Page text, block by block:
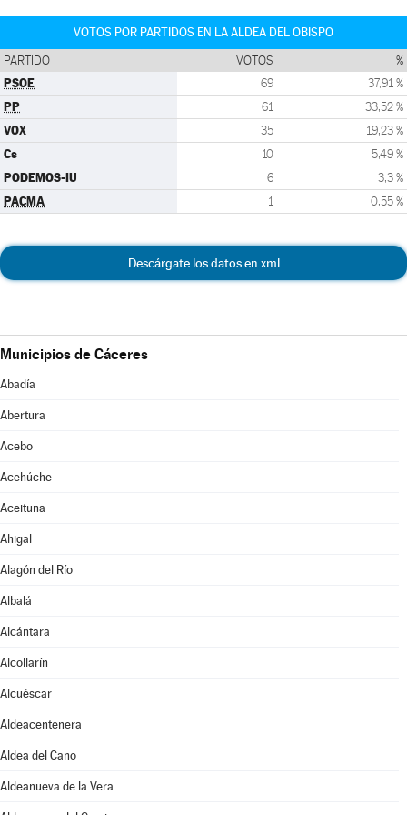
VOTOS POR PARTIDOS EN LA ALDEA DEL OBISPO
PARTIDO VOTOS %
PSOE 69 37,91 %
PP 61 33,52 %
VOX 35 19,23 %
Cs 10 5,49 %
PODEMOS-IU 6 3,3 %
PACMA 1 0,55 %
Descárgate los datos en xml
Municipios de Cáceres
Abadía
Abertura
Acebo
Acehúche
Aceituna
Ahigal
Alagón del Río
Albalá
Alcántara
Alcollarín
Alcuéscar
Aldeacentenera
Aldea del Cano
Aldeanueva de la Vera